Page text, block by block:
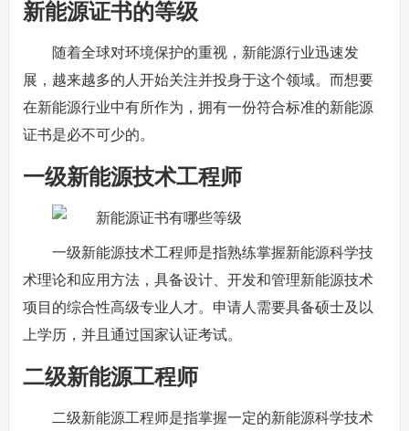
新能源证书的等级
随着全球对环境保护的重视，新能源行业迅速发
展，越来越多的人开始关注并投身于这个领域。而想要
在新能源行业中有所作为，拥有一份符合标准的新能源
证书是必不可少的。
一级新能源技术工程师
一级新能源技术工程师是指熟练掌握新能源科学技
术理论和应用方法，具备设计、开发和管理新能源技术
项目的综合性高级专业人才。申请人需要具备硕士及以
上学历，并且通过国家认证考试。
二级新能源工程师
二级新能源工程师是指掌握一定的新能源科学技术